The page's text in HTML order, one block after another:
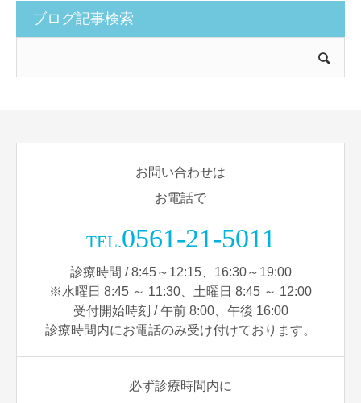
ブログ記事検索
お問い合わせは
お電話で
TEL.0561-21-5011
診療時間 / 8:45～12:15、16:30～19:00
※水曜日 8:45 ～ 11:30、土曜日 8:45 ～ 12:00
受付開始時刻 / 午前 8:00、午後 16:00
診療時間内にお電話のみ受け付けております。
必ず診療時間内に